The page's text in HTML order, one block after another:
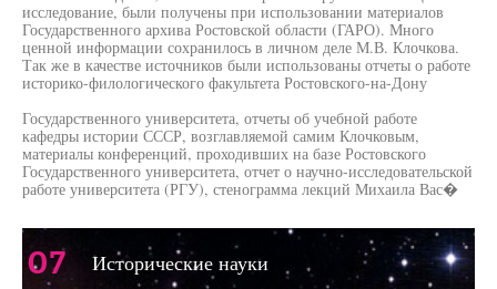
исследование, были получены при использовании материалов
Государственного архива Ростовской области (ГАРО). Много
ценной информации сохранилось в личном деле М.В. Клочкова.
Так же в качестве источников были использованы отчеты о работе
историко-филологического факультета Ростовского-на-Дону
Государственного университета, отчеты об учебной работе
кафедры истории СССР, возглавляемой самим Клочковым,
материалы конференций, проходивших на базе Ростовского
Государственного университета, отчет о научно-исследовательской
работе университета (РГУ), стенограмма лекций Михаила Вас�
07 Исторические науки